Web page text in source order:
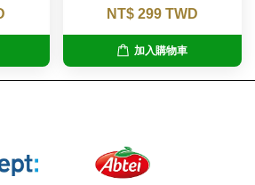
NT$ 299 TWD
加入購物車